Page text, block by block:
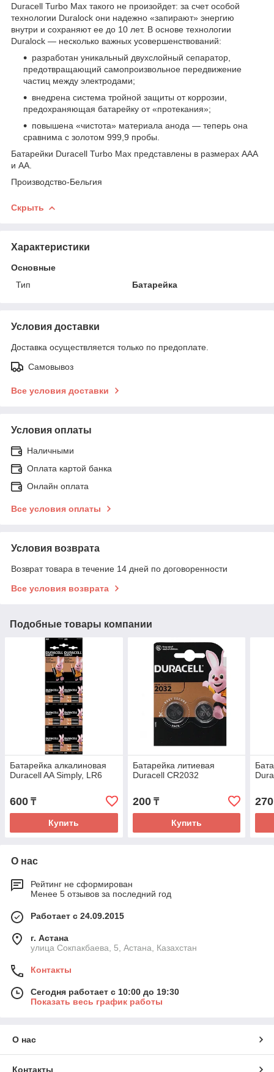
Duracell Turbo Max такого не произойдет: за счет особой
технологии Duralock они надежно «запирают» энергию
внутри и сохраняют ее до 10 лет. В основе технологии
Duralock — несколько важных усовершенствований:
разработан уникальный двухслойный сепаратор,
предотвращающий самопроизвольное передвижение
частиц между электродами;
внедрена система тройной защиты от коррозии,
предохраняющая батарейку от «протекания»;
повышена «чистота» материала анода — теперь она
сравнима с золотом 999,9 пробы.
Батарейки Duracell Turbo Max представлены в размерах AAA
и AA.
Производство-Бельгия
Скрыть
Характеристики
Основные
Тип
Батарейка
Условия доставки
Доставка осуществляется только по предоплате.
Самовывоз
Все условия доставки
Условия оплаты
Наличными
Оплата картой банка
Онлайн оплата
Все условия оплаты
Условия возврата
Возврат товара в течение 14 дней по договоренности
Все условия возврата
Подобные товары компании
Батарейка алкалиновая
Duracell AA Simply, LR6
600 ₸
Купить
Батарейка литиевая
Duracell CR2032
200₸
Купить
270
О нас
Рейтинг не сформирован
Менее 5 отзывов за последний год
Работает с 24.09.2015
г. Астана
улица Сокпакбаева, 5, Астана, Казахстан
Контакты
Сегодня работает с 10:00 до 19:30
Показать весь график работы
О нас
Контакты